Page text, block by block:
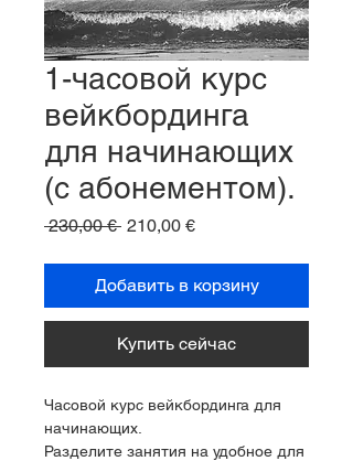
1-часовой курс
вейкбординга
для начинающих
(с абонементом).
230,00 € Обычная
210,00 €Спеццена
Добавить в корзину
Купить сейчас
Часовой курс вейкбординга для
начинающих.
Разделите занятия на удобное для